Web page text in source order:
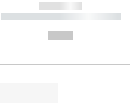
------------
----------- ----------- ----------